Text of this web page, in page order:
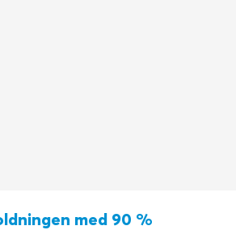
med 90 %